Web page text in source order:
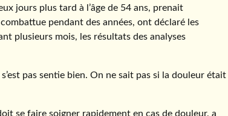
jours plus tard à l’âge de 54 ans, prenait
pendant des années, ont déclaré les
plusieurs mois, les résultats des analyses
pas sentie bien. On ne sait pas si la douleur était
se faire soigner rapidement en cas de douleur, a